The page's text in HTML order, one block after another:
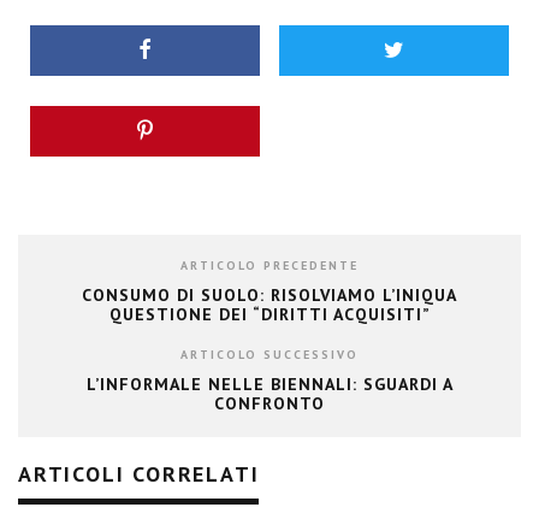
ARTICOLO PRECEDENTE
CONSUMO DI SUOLO: RISOLVIAMO L’INIQUA
QUESTIONE DEI “DIRITTI ACQUISITI”
ARTICOLO SUCCESSIVO
L’INFORMALE NELLE BIENNALI: SGUARDI A
CONFRONTO
ARTICOLI CORRELATI